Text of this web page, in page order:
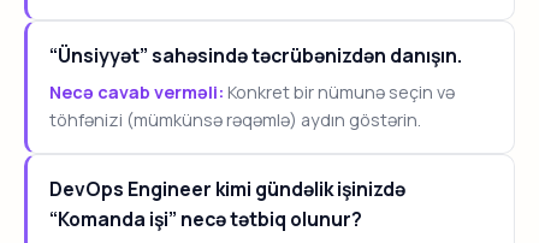
“Ünsiyyət” sahəsində təcrübənizdən danışın.
Necə cavab verməli: Konkret bir nümunə seçin və
töhfənizi (mümkünsə rəqəmlə) aydın göstərin.
DevOps Engineer kimi gündəlik işinizdə
“Komanda işi” necə tətbiq olunur?